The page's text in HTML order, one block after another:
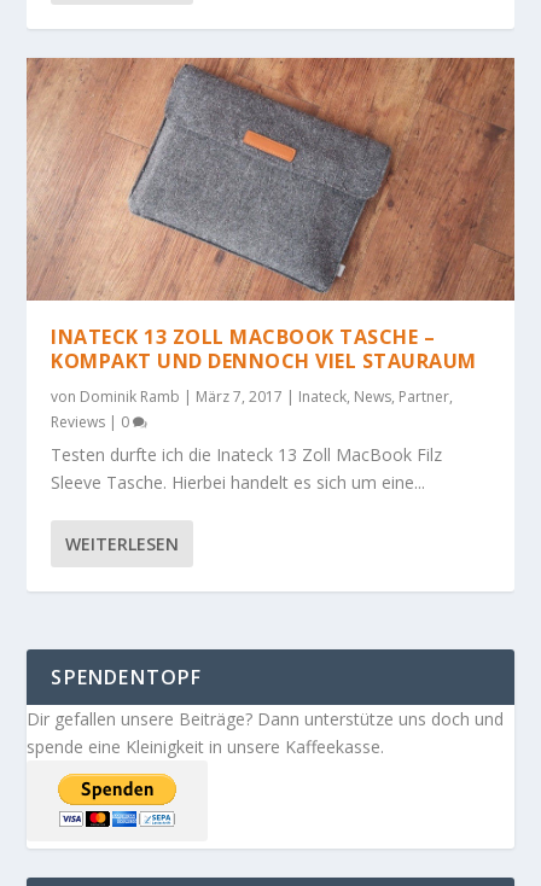
INATECK 13 ZOLL MACBOOK TASCHE –
KOMPAKT UND DENNOCH VIEL STAURAUM
von Dominik Ramb | März 7, 2017 | Inateck, News, Partner,
Reviews | 0
Testen durfte ich die Inateck 13 Zoll MacBook Filz
Sleeve Tasche. Hierbei handelt es sich um eine...
WEITERLESEN
SPENDENTOPF
Dir gefallen unsere Beiträge? Dann unterstütze uns doch und
spende eine Kleinigkeit in unsere Kaffeekasse.